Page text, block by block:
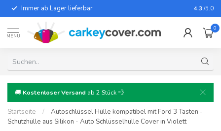
Immer ab Lager lieferbar Für fast
4.3 /5.0
MENU
0
🚚 Kostenloser Versand ab 2 Stück 💨
Startseite /
Autoschlüssel Hülle kompatibel mit Ford 3 Tasten -
Schutzhülle aus Silikon - Auto Schlüsselhülle Cover in Violett